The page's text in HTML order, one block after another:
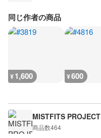
同じ作者の商品
¥1,600 ¥600
MISTFITS PROJECT
商品数464